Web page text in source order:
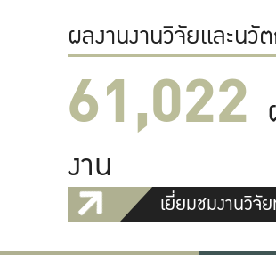
ผลงานงานวิจัยและนวั
61,022
งาน
เยี่ยมชมงานวิจั